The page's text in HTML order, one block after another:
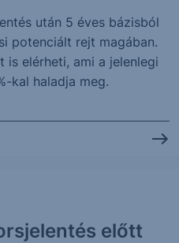
után 5 éves bázisból
potenciált rejt magában.
elérheti, ami a jelenlegi
kal haladja meg.
előtt